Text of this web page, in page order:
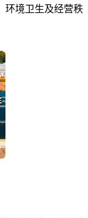
环境卫生及经营秩